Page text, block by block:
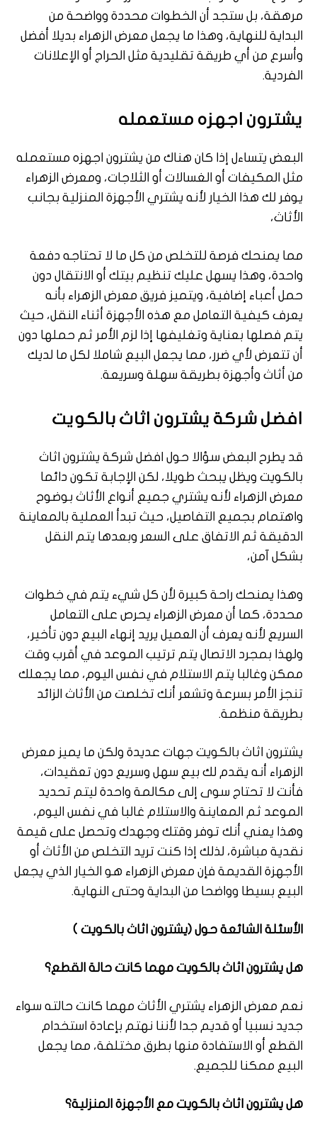
مرهقة، بل ستجد أن الخطوات محددة وواضحة من
البداية للنهاية، وهذا ما يجعل معرض الزهراء بديلا أفضل
وأسرع من أي طريقة تقليدية مثل الحراج أو الإعلانات
الفردية.
يشترون اجهزه مستعمله
البعض يتساءل إذا كان هناك من يشترون اجهزه مستعمله
مثل المكيفات أو الغسالات أو الثلاجات، ومعرض الزهراء
يوفر لك هذا الخيار لأنه يشتري الأجهزة المنزلية بجانب
الأثاث،
مما يمنحك فرصة للتخلص من كل ما لا تحتاجه دفعة
واحدة، وهذا يسهل عليك تنظيم بيتك أو الانتقال دون
حمل أعباء إضافية، ويتميز فريق معرض الزهراء بأنه
يعرف كيفية التعامل مع هذه الأجهزة أثناء النقل، حيث
يتم فصلها بعناية وتغليفها إذا لزم الأمر ثم حملها دون
أن تتعرض لأي ضرر، مما يجعل البيع شاملا لكل ما لديك
من أثاث وأجهزة بطريقة سهلة وسريعة.
افضل شركة يشترون اثاث بالكويت
قد يطرح البعض سؤالا حول افضل شركة يشترون اثاث
بالكويت ويظل يبحث طويلا، لكن الإجابة تكون دائما
معرض الزهراء لأنه يشتري جميع أنواع الأثاث بوضوح
واهتمام بجميع التفاصيل، حيث تبدأ العملية بالمعاينة
الدقيقة ثم الاتفاق على السعر وبعدها يتم النقل
بشكل آمن،
وهذا يمنحك راحة كبيرة لأن كل شيء يتم في خطوات
محددة، كما أن معرض الزهراء يحرص على التعامل
السريع لأنه يعرف أن العميل يريد إنهاء البيع دون تأخير،
ولهذا بمجرد الاتصال يتم ترتيب الموعد في أقرب وقت
ممكن وغالبا يتم الاستلام في نفس اليوم، مما يجعلك
تنجز الأمر بسرعة وتشعر أنك تخلصت من الأثاث الزائد
بطريقة منظمة.
يشترون اثاث بالكويت جهات عديدة ولكن ما يميز معرض
الزهراء أنه يقدم لك بيع سهل وسريع دون تعقيدات،
فأنت لا تحتاج سوى إلى مكالمة واحدة ليتم تحديد
الموعد ثم المعاينة والاستلام غالبا في نفس اليوم،
وهذا يعني أنك توفر وقتك وجهدك وتحصل على قيمة
نقدية مباشرة، لذلك إذا كنت تريد التخلص من الأثاث أو
الأجهزة القديمة فإن معرض الزهراء هو الخيار الذي يجعل
البيع بسيطا وواضحا من البداية وحتى النهاية.
الأسئلة الشائعة حول (يشترون اثاث بالكويت )
هل يشترون اثاث بالكويت مهما كانت حالة القطع؟
نعم معرض الزهراء يشتري الأثاث مهما كانت حالته سواء
جديد نسبيا أو قديم جدا لأننا نهتم بإعادة استخدام
القطع أو الاستفادة منها بطرق مختلفة، مما يجعل
البيع ممكنا للجميع.
هل يشترون اثاث بالكويت مع الأجهزة المنزلية؟